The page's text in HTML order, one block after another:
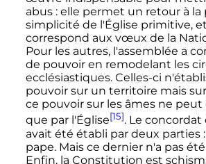
abus : elle permet un retour à la
simplicité de l'Église primitive,
correspond aux vœux de la
Pour les autres, l'assemblée a
de pouvoir en remodelant les
ecclésiastiques. Celles-ci
pouvoir sur un territoire mais
ce pouvoir sur les âmes ne
que par l'Église[15]. Le
avait été établi par deux parties
pape. Mais ce dernier n'a pas
Enfin, la Constitution est